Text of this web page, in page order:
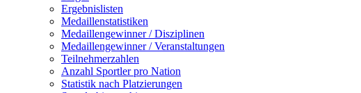
Ergebnislisten
Medaillenstatistiken
Medaillengewinner / Disziplinen
Medaillengewinner / Veranstaltungen
Teilnehmerzahlen
Anzahl Sportler pro Nation
Statistik nach Platzierungen